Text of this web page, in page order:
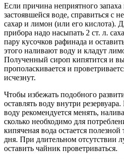
Если причина неприятного запаха
застоявшейся воде, справиться с
сахар и лимон (или его кислота).
прибора надо насыпать 2 ст. л.
пару кусочков рафинада и
этого наливают воду и кладут
Полученный сироп кипятится и
прополаскивается и
исчезнут.
Чтобы избежать подобного
оставлять воду внутри
воду рекомендуется менять,
сколько необходимо для
кипяченая вода остается
дня. При длительном отсутствии
оставить чайник проветриваться.